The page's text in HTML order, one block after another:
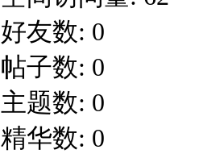
好友数: 0
帖子数: 0
主题数: 0
精华数: 0